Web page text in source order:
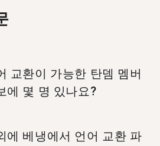
교환이 가능한 탄뎀 멤버
에 몇 명 있나요?
어 있습니다.
에 베냉에서 언어 교환 파